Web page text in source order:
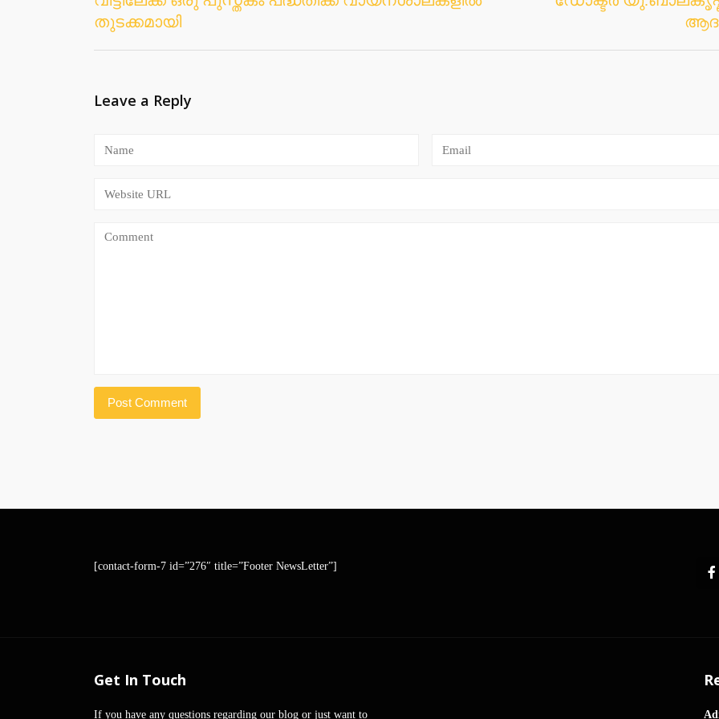
Post
navigation
തുടക്കമായി
Leave a Reply
[contact-form-7 id=”276″ title=”Footer NewsLetter”]
Get In Touch
If you have any questions regarding our blog or just want to